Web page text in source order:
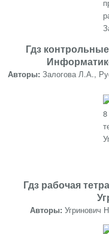
Гдз
Авторы:Залогова Л.А.,
Гдз рабочая
Авторы:Угринович